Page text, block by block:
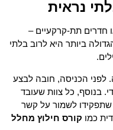
נראית
חדרים תת-קרקעיים –
ביותר היא לרוב בלתי
לפני הכניסה, חובה לבצע
בנוסף, כל צוות שעובד
שתפקידו לשמור על קשר
כמו קורס חילוץ מחלל